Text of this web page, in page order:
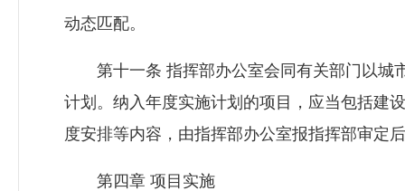
动态匹配。
第十一条 指挥部办公室会同有关部门以城
计划。纳入年度实施计划的项目，应当包括建
度安排等内容，由指挥部办公室报指挥部审定
第四章 项目实施